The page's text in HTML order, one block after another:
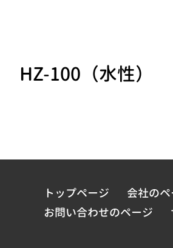
HZ-100（水性）
トップページ 会社の
お問い合わせのページ